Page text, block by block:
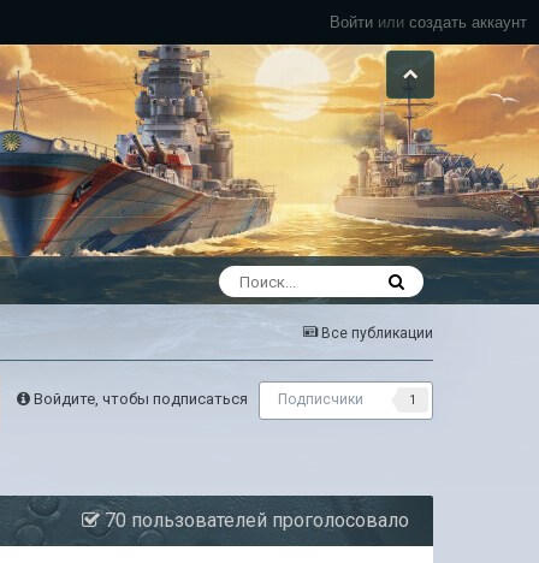
Войти или создать аккаунт
Все публикации
Войдите, чтобы подписаться Подписчики 1
70 пользователей проголосовало